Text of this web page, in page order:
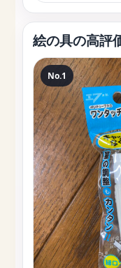
絵の具の高評
No.1